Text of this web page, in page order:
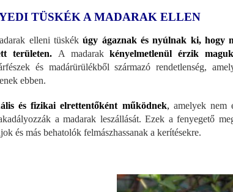
TÜSKÉK A MADARAK ELLEN
elleni tüskékúgy ágaznak és nyúlnak ki, hogy
területen. A madarakkényelmetlenül érzik
és madárürülékből származó rendetlenség,
ebben.
és fizikai elrettentőként működnek, amelyek nem
a madarak leszállását. Ezek a fenyegető
és más behatolók felmászhassanak a kerítésekre.